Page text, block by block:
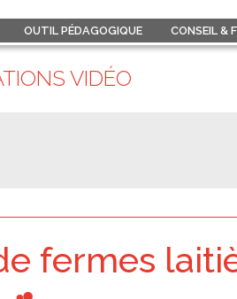
OUTIL PÉDAGOGIQUE CONSEIL &
VIDÉO
fermes